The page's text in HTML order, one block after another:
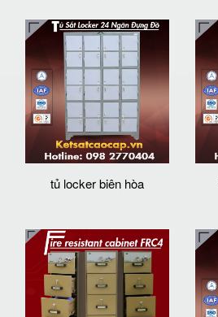
tủ locker biên hòa